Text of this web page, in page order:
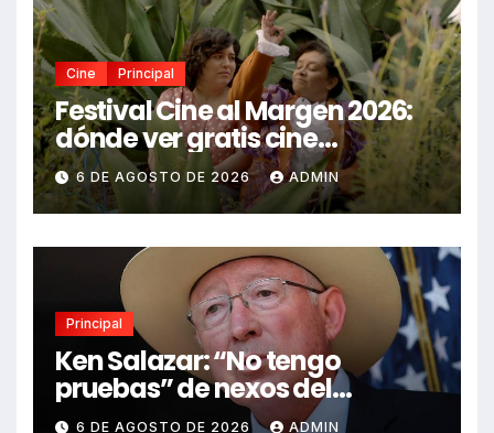
Cine Principal
Festival Cine al Margen 2026:
dónde ver gratis cine
mexicano independiente en
CDMX y en línea
6 DE AGOSTO DE 2026 ADMIN
Principal
Ken Salazar: “No tengo
pruebas” de nexos del
Gobierno de México con el
6 DE AGOSTO DE 2026 ADMIN